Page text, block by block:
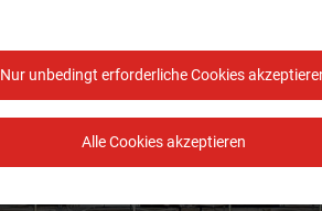
Nur unbedingt erforderliche Cookies
Alle Cookies akzeptieren